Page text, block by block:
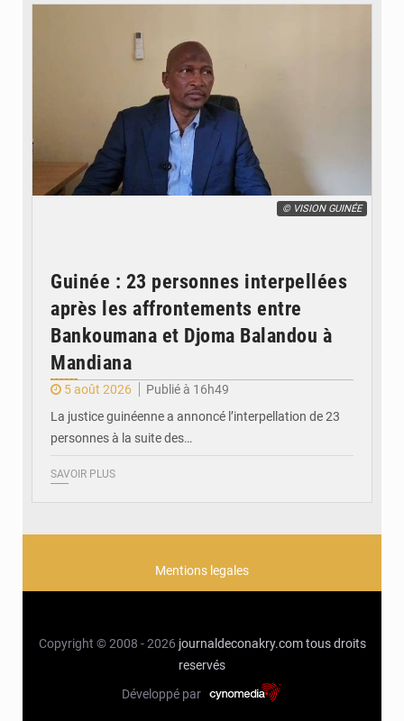
© VISION GUINÉE
Guinée : 23 personnes interpellées
après les affrontements entre
Bankoumana et Djoma Balandou à
Mandiana
5 août 2026
Publié à 16h49
La justice guinéenne a annoncé l’interpellation de 23
personnes à la suite des…
SAVOIR PLUS
Mentions legales
Copyright © 2008 - 2026 journaldeconakry.com tous droits
reservés
Développé par